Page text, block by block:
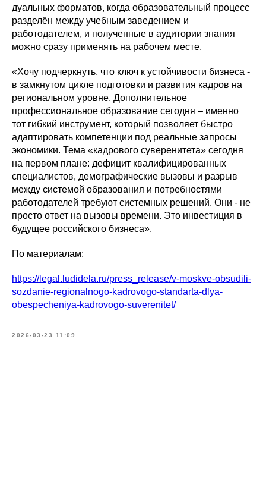
дуальных форматов, когда образовательный процесс
разделён между учебным заведением и
работодателем, и полученные в аудитории знания
можно сразу применять на рабочем месте.
«Хочу подчеркнуть, что ключ к устойчивости бизнеса -
в замкнутом цикле подготовки и развития кадров на
региональном уровне. Дополнительное
профессиональное образование сегодня – именно
тот гибкий инструмент, который позволяет быстро
адаптировать компетенции под реальные запросы
экономики. Тема «кадрового суверенитета» сегодня
на первом плане: дефицит квалифицированных
специалистов, демографические вызовы и разрыв
между системой образования и потребностями
работодателей требуют системных решений. Они - не
просто ответ на вызовы времени. Это инвестиция в
будущее российского бизнеса».
По материалам:
https://legal.ludidela.ru/press_release/v-moskve-obsudili-
sozdanie-regionalnogo-kadrovogo-standarta-dlya-
obespecheniya-kadrovogo-suverenitet/
2026-03-23 11:09